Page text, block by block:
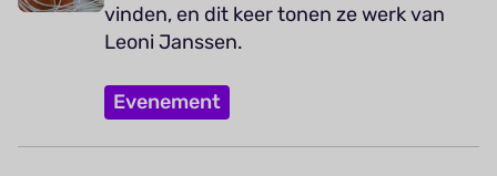
vinden, en dit keer tonen ze werk van
Leoni Janssen.
Evenement